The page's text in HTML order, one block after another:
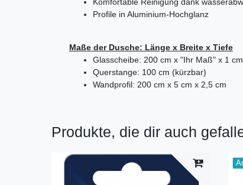
Profile in Aluminium-Hochglanz
Maße der Dusche: Länge x Breite x Tiefe
Glasscheibe: 200 cm x "Ihr Maß" x 1 cm
Querstange: 100 cm (kürzbar)
Wandprofil: 200 cm x 5 cm x 2,5 cm
Produkte, die dir auch